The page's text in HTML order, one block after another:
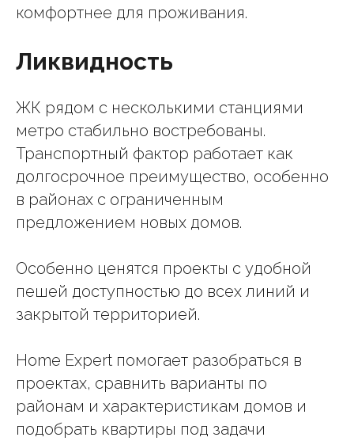
комфортнее для проживания.
Ликвидность
ЖК рядом с несколькими станциями
метро стабильно востребованы.
Транспортный фактор работает как
долгосрочное преимущество, особенно
в районах с ограниченным
предложением новых домов.
Особенно ценятся проекты с удобной
пешей доступностью до всех линий и
закрытой территорией.
Home Expert помогает разобраться в
проектах, сравнить варианты по
районам и характеристикам домов и
подобрать квартиры под задачи